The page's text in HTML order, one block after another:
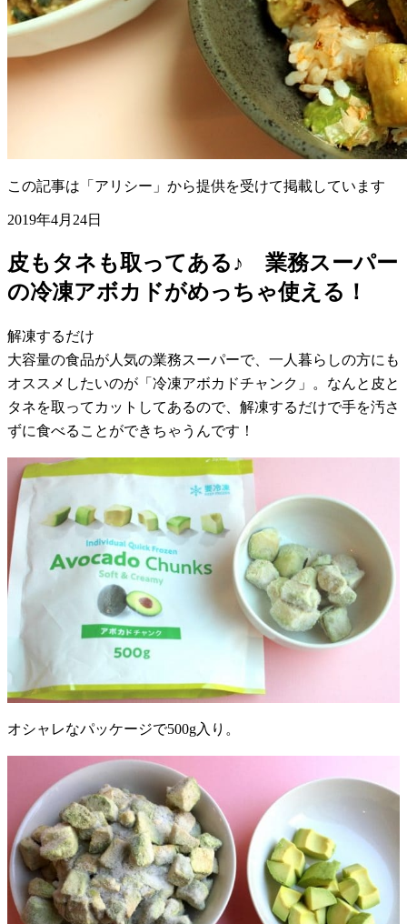
この記事は「アリシー」から提供を受けて掲載しています
2019年4月24日
皮もタネも取ってある♪ 業務スーパー
の冷凍アボカドがめっちゃ使える！
解凍するだけ
大容量の食品が人気の業務スーパーで、一人暮らしの方にも
オススメしたいのが「冷凍アボカドチャンク」。なんと皮と
タネを取ってカットしてあるので、解凍するだけで手を汚さ
ずに食べることができちゃうんです！
オシャレなパッケージで500g入り。